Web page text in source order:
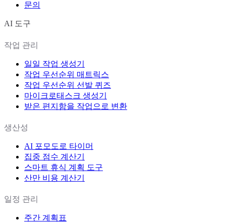
문의
AI 도구
작업 관리
일일 작업 생성기
작업 우선순위 매트릭스
작업 우선순위 선발 퀴즈
마이크로태스크 생성기
받은 편지함을 작업으로 변환
생산성
AI 포모도로 타이머
집중 점수 계산기
스마트 휴식 계획 도구
산만 비용 계산기
일정 관리
주간 계획표